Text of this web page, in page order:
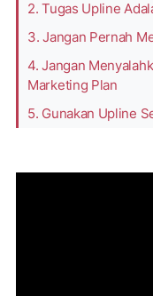
2. Tugas Upline
3. Jangan Pernah
4. Jangan
Marketing Plan
5. Gunakan Upline